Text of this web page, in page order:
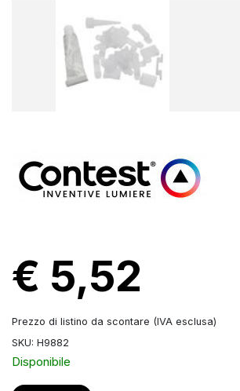
€ 5,52
Prezzo di listino da scontare (IVA esclusa)
SKU: H9882
Disponibile